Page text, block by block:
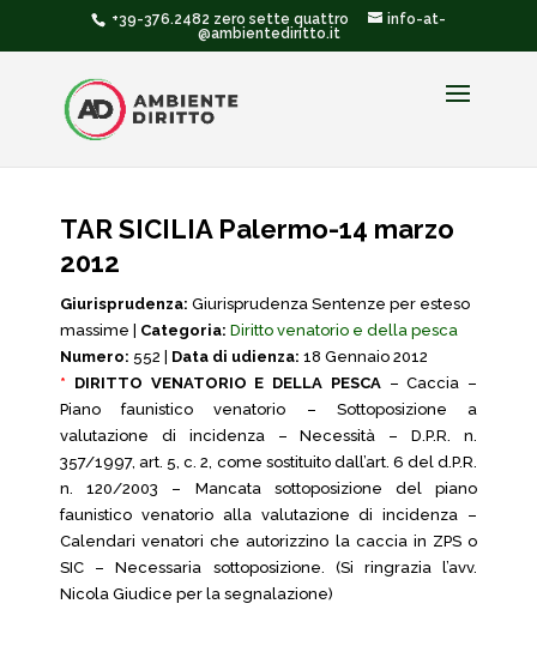
+39-376.2482 zero sette quattro
info-at-
@ambientediritto.it
TAR SICILIA Palermo-14 marzo
2012
Giurisprudenza: Giurisprudenza Sentenze per esteso
massime | Categoria: Diritto venatorio e della pesca
Numero: 552 | Data di udienza: 18 Gennaio 2012
* DIRITTO VENATORIO E DELLA PESCA– Caccia –
Piano faunistico venatorio – Sottoposizione a
valutazione di incidenza – Necessità – D.P.R. n.
357/1997, art. 5, c. 2, come sostituito dall’art. 6 del d.P.R.
n. 120/2003 – Mancata sottoposizione del piano
faunistico venatorio alla valutazione di incidenza –
Calendari venatori che autorizzino la caccia in ZPS o
SIC – Necessaria sottoposizione. (Si ringrazia l’avv.
Nicola Giudice per la segnalazione)